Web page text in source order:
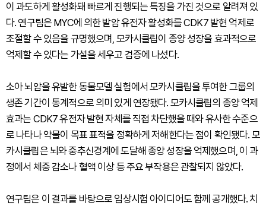
이 과도하게 활성화돼 빠르게 진행되는 특징을 가진 것으로 알려져 있
다. 연구팀은 MYC에 의한 발암 유전자 활성화를 CDK7 발현 억제로
조절할 수 있음을 규명했으며, 모카시클립이 종양 성장을 효과적으로
억제할 수 있다는 가설을 세우고 검증에 나섰다.
소아 뇌암을 유발한 동물모델 실험에서 모카시클립을 투여한 그룹의
생존 기간이 통계적으로 의미 있게 연장됐다. 모카시클립의 종양 억제
효과는 CDK7 유전자 발현 자체를 직접 차단했을 때와 유사한 수준으
로 나타나 약물이 목표 표적을 정확하게 저해한다는 점이 확인됐다. 모
카시클립은 뇌와 중추신경계에 도달해 종양 성장을 억제했으며, 이 과
정에서 체중 감소나 혈액 이상 등 주요 부작용은 관찰되지 않았다.
연구팀은 이 결과를 바탕으로 임상시험 아이디어도 함께 공개했다. 치